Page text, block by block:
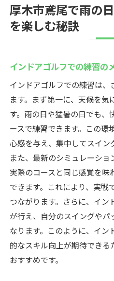
のステップ
インドアゴルフで
術向上
アゴルフ
シミュレーター技
厚木市鳶尾で体験
特徴
初心者におすすめ
シミュレーターを
提案
実際のコースをシ
方法
厚木市鳶尾のシミ
ッスンの利点
天候に左右されない厚
厚木市鳶尾で雨の
を楽しむ秘訣
インドアゴルフでの練習の
インドアゴルフでの練習は、
ます。まず第一に、天候を気
す。雨の日や猛暑の日でも、
ースで練習できます。この環
心感を与え、集中してスイン
また、最新のシミュレーショ
実際のコースと同じ感覚を
できます。これにより、実戦
つながります。さらに、イ
が行え、自分のスイングやパ
なります。このように、イ
的なスキル向上が期待でき
おすすめです。